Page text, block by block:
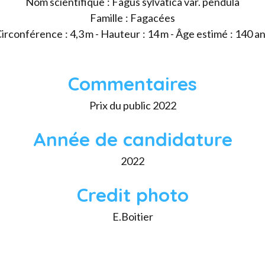
Famille : Fagacées
: 4,3 m - Hauteur : 14 m - Âge estimé : 140
Commentaires
Prix du public 2022
Année de candidature
2022
Credit photo
E.Boitier